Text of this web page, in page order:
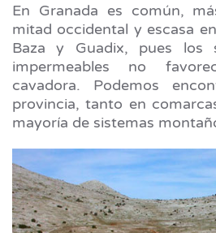
En Granada es común,
mitad occidental y escasa
Baza y Guadix, pues los
impermeables no
cavadora. Podemos
provincia, tanto en
mayoría de sistemas